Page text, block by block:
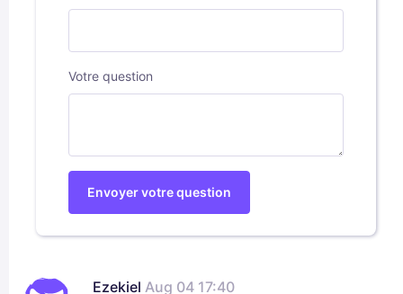
Votre question
Envoyer votre question
Ezekiel Aug 04 17:40